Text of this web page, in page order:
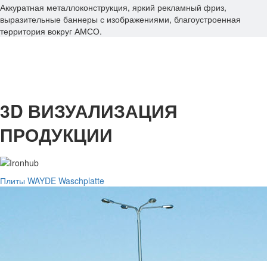
Аккуратная металлоконструкция, яркий рекламный фриз,
выразительные баннеры с изображениями, благоустроенная
территория вокруг АМСО.
3D ВИЗУАЛИЗАЦИЯ
ПРОДУКЦИИ
Плиты WAYDE Waschplatte